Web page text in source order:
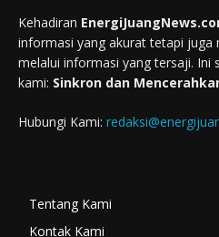
Kehadiran
informasi yang akurat tetapi juga
melalui informasi yang tersaji. Ini
kami: Sinkron dan
Hubungi Kami:
Tentang Kami
Kontak Kami